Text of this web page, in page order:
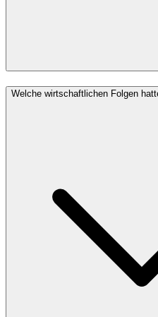
Welche wirtschaftlichen Folgen